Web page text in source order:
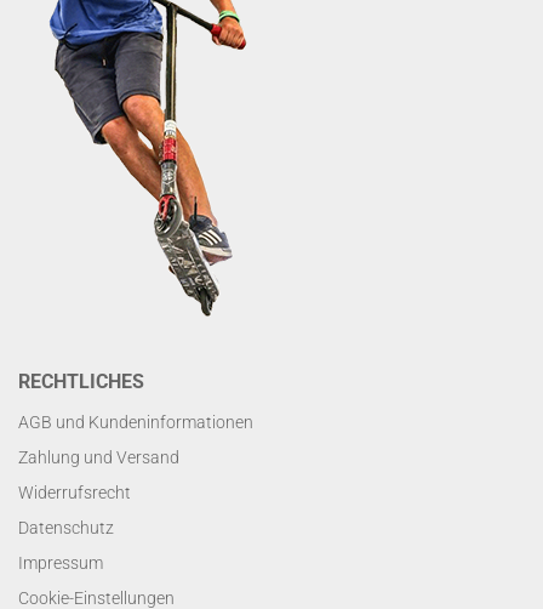
RECHTLICHES
AGB und Kundeninformationen
Zahlung und Versand
Widerrufsrecht
Datenschutz
Impressum
Cookie-Einstellungen